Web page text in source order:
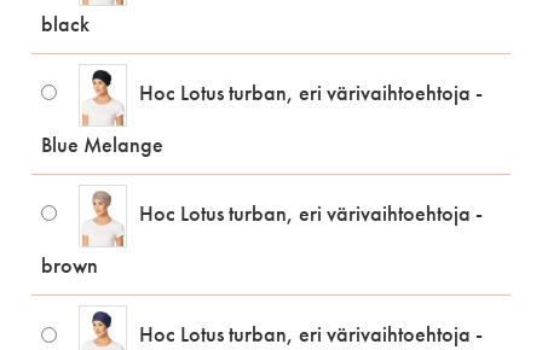
black
Hoc Lotus turban, eri värivaihtoehtoja -
Blue Melange
Hoc Lotus turban, eri värivaihtoehtoja -
brown
Hoc Lotus turban, eri värivaihtoehtoja -